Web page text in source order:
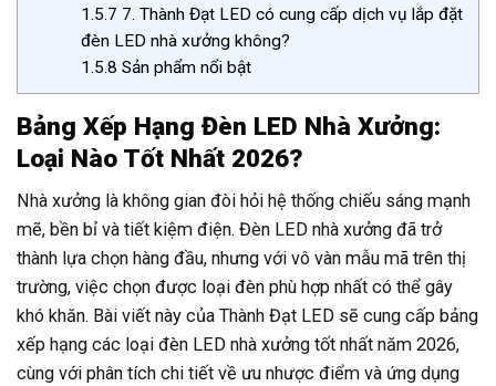
1.5.7 7. Thành Đạt LED có cung cấp dịch vụ lắp đặt
đèn LED nhà xưởng không?
1.5.8 Sản phẩm nổi bật
Bảng Xếp Hạng Đèn LED Nhà Xưởng:
Loại Nào Tốt Nhất 2026?
Nhà xưởng là không gian đòi hỏi hệ thống chiếu sáng mạnh
mẽ, bền bỉ và tiết kiệm điện. Đèn LED nhà xưởng đã trở
thành lựa chọn hàng đầu, nhưng với vô vàn mẫu mã trên thị
trường, việc chọn được loại đèn phù hợp nhất có thể gây
khó khăn. Bài viết này của Thành Đạt LED sẽ cung cấp bảng
xếp hạng các loại đèn LED nhà xưởng tốt nhất năm 2026,
cùng với phân tích chi tiết về ưu nhược điểm và ứng dụng